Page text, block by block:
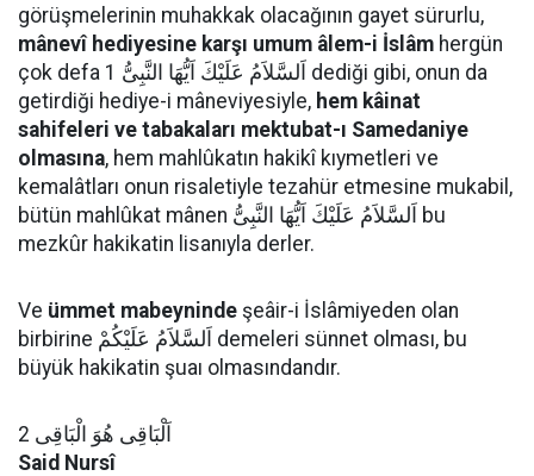
görüşmelerinin muhakkak olacağının gayet sürurlu,
mânevî hediyesine karşı umum âlem-i İslâm hergün
çok defa اَلسَّلاَمُ عَلَيْكَ اَيُّهَا النَّبِىُّ 1 dediği gibi, onun da
getirdiği hediye-i mâneviyesiyle, hem kâinat
sahifeleri ve tabakaları mektubat-ı Samedaniye
olmasına, hem mahlûkatın hakikî kıymetleri ve
kemalâtları onun risaletiyle tezahür etmesine mukabil,
bütün mahlûkat mânen اَلسَّلاَمُ عَلَيْكَ اَيُّهَا النَّبِىُّ bu
mezkûr hakikatin lisanıyla derler.
Ve ümmet mabeyninde şeâir-i İslâmiyeden olan
birbirine اَلسَّلاَمُ عَلَيْكُمْ demeleri sünnet olması, bu
büyük hakikatin şuaı olmasındandır.
اَلْبَاقِى هُوَ الْبَاقِى 2
Said Nursî